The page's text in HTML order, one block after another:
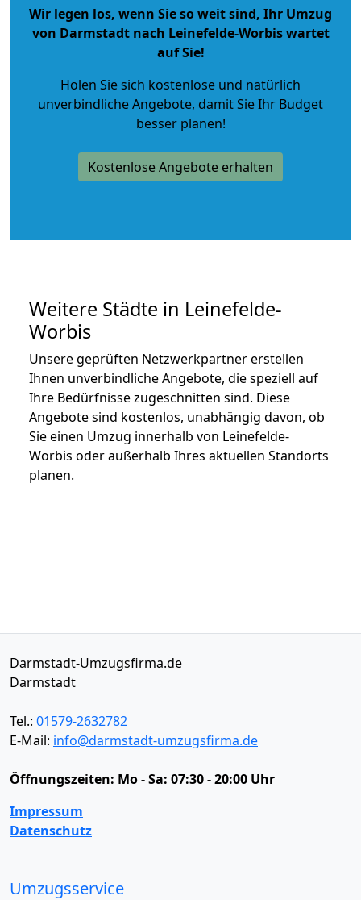
Wir legen los, wenn Sie so weit sind, Ihr Umzug
von Darmstadt nach Leinefelde-Worbis wartet
auf Sie!
Holen Sie sich kostenlose und natürlich
unverbindliche Angebote, damit Sie Ihr Budget
besser planen!
Kostenlose Angebote erhalten
Weitere Städte in Leinefelde-
Worbis
Unsere geprüften Netzwerkpartner erstellen
Ihnen unverbindliche Angebote, die speziell auf
Ihre Bedürfnisse zugeschnitten sind. Diese
Angebote sind kostenlos, unabhängig davon, ob
Sie einen Umzug innerhalb von Leinefelde-
Worbis oder außerhalb Ihres aktuellen Standorts
planen.
Darmstadt-Umzugsfirma.de
Darmstadt
Tel.: 01579-2632782
E-Mail: info@darmstadt-umzugsfirma.de
Öffnungszeiten: Mo - Sa: 07:30 - 20:00 Uhr
Impressum
Datenschutz
Umzugsservice